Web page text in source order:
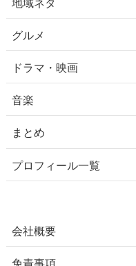
グルメ
ドラマ・映画
音楽
まとめ
プロフィール一覧
会社概要